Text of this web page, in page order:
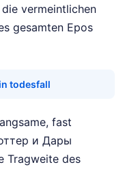
vermeintlichen
gesamten Epos
todesfall
fast
и Дары
Tragweite des